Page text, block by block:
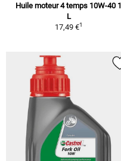
Huile moteur 4 temps 10W-40 1
L
17,49 €1